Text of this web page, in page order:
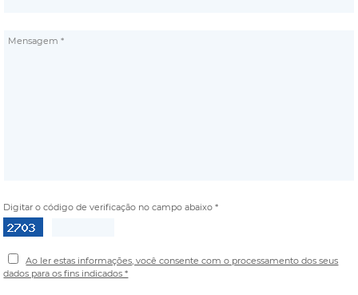
Digitar o código de verificação no campo abaixo *
Ao ler estas informações, você consente com o processamento dos seus
dados para os fins indicados *